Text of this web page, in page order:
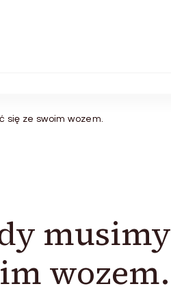
się ze swoim wozem.
musimy
wozem.